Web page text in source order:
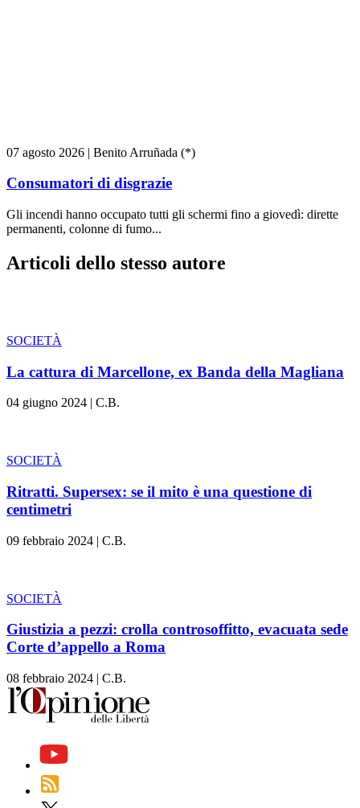
07 agosto 2026 | Benito Arruñada (*)
Consumatori di disgrazie
Gli incendi hanno occupato tutti gli schermi fino a giovedì: dirette
permanenti, colonne di fumo...
Articoli dello stesso autore
SOCIETÀ
La cattura di Marcellone, ex Banda della Magliana
04 giugno 2024 | C.B.
SOCIETÀ
Ritratti. Supersex: se il mito è una questione di
centimetri
09 febbraio 2024 | C.B.
SOCIETÀ
Giustizia a pezzi: crolla controsoffitto, evacuata sede
Corte d’appello a Roma
08 febbraio 2024 | C.B.